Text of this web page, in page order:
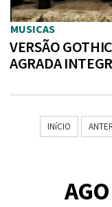
MUSICAS
VERSÃO
AGRADA
INíCIO